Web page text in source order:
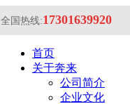
全国热线:17301639920
首页
关于奔来
公司简介
企业文化